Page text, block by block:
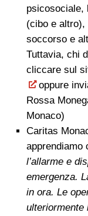
psicosociale,
(cibo e
soccorso e
Tuttavia, chi
cliccare sul
oppure
Rossa
Monaco)
Caritas
apprendiamo
l’allarme e
emergenza.
in ora. Le
ulteriormente